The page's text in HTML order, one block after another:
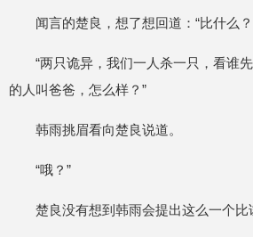
闻言的楚良，想了想回道：“比什么？
“两只诡异，我们一人杀一只，看谁
的人叫爸爸，怎么样？”
韩雨挑眉看向楚良说道。
“哦？”
楚良没有想到韩雨会提出这么一个比